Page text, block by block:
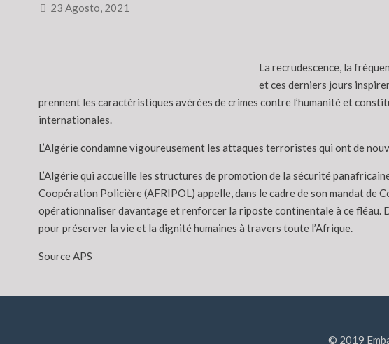
23 Agosto, 2021
La recrudescence, la
et ces derniers jours
prennent les caractéristiques avérées de crimes contre l’humanité et
internationales.
L’Algérie condamne vigoureusement les attaques terroristes qui ont de
L’Algérie qui accueille les structures de promotion de la sécurité
Coopération Policière (AFRIPOL) appelle, dans le cadre de son mandat
opérationnaliser davantage et renforcer la riposte continentale à ce fléau.
pour préserver la vie et la dignité humaines à travers toute l’Afrique.
Source APS
© 2019